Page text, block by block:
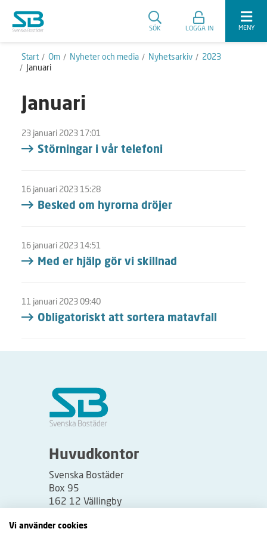
SÖK LOGGA IN MENY
Start Om Nyheter och media Nyhetsarkiv
2023
Januari
Januari
23 januari 2023 17:01
Störningar i vår telefoni
16 januari 2023 15:28
Besked om hyrorna dröjer
16 januari 2023 14:51
Med er hjälp gör vi skillnad
11 januari 2023 09:40
Obligatoriskt att sortera matavfall
Huvudkontor
Svenska Bostäder
Box 95
162 12 Vällingby
Besöksadress:
Vi använder cookies